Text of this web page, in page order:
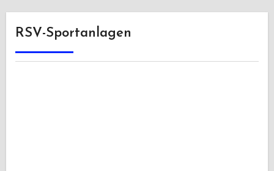
RSV-Sportanlagen